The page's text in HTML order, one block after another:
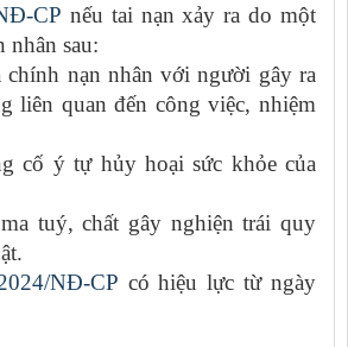
CP nếu tai nạn xảy ra do một
nhân sau:
chính nạn nhân với người gây ra
liên quan đến công việc, nhiệm
cố ý tự hủy hoại sức khỏe của
tuý, chất gây nghiện trái quy
NĐ-CP có hiệu lực từ ngày